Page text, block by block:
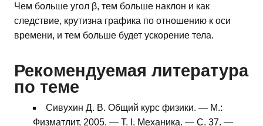
Чем больше угол β, тем больше наклон и как
следствие, крутизна графика по отношению к оси
времени, и тем больше будет ускорение тела.
Рекомендуемая литература
по теме
Сивухин Д. В. Общий курс физики. — М.:
Физматлит, 2005. — Т. I. Механика. — С. 37. —